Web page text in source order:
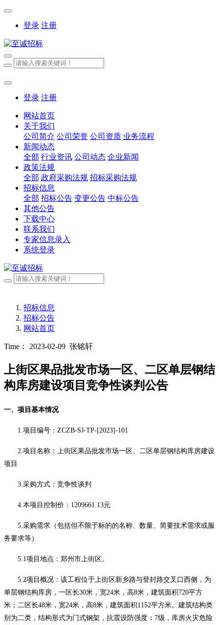
登录 注册
登录 注册
网站首页
关于我们
公司简介 公司荣誉 公司资质 业务流程
新闻动态
全部 行业资讯 公司动态 企业新闻
政策法规
全部 政府采购法规 招标采购法规
招标信息
全部 招标公告 变更公告 中标公告
其他公告
下载中心
联系我们
专家信息录入
系统登录
招标信息
招标公告
网站首页
Time： 2023-02-09 张铭轩
上街区果品批发市场一区、二区单层钢结
构库房建设项目竞争性谈判公告
一、项目基本情况
1.项目编号：ZCZB-SJ-TP-[2023]-101
2.项目名称： 上街区果品批发市场一区、二区单层钢结构库房建设
项目
3.采购方式：竞争性谈判
4.本项目控制价： 1209661.13元
5.采购需求（包括但不限于标的的名称、数量、简要技术需求或服
务要求等）
5.1项目地点：郑州市上街区 。
5.2项目概况： 该工程位于上街区新乡路与登封路交叉口西侧，为
单层钢结构库房，一区长30米，宽24米，高8米，建筑面积720平方
米；二区长48米，宽24米，高8米，建筑面积1152平方米。建筑结构类
别为二类，结构形式为门式钢架，抗震设防强度：7级，库房火灾危险